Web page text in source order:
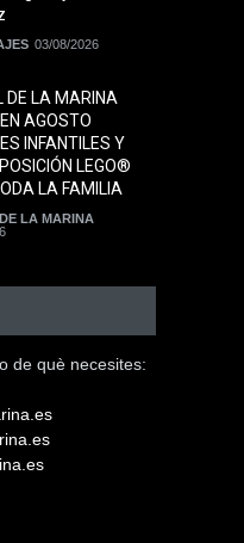
03/08/2026
DE LA MARINA
AGOSTO
INFANTILES Y
LEGO®
LA FAMILIA
LA MARINA
de què necesites: